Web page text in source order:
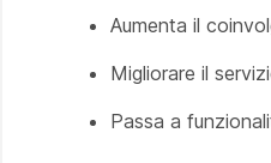
Aumenta il
Migliorare il
Passa a